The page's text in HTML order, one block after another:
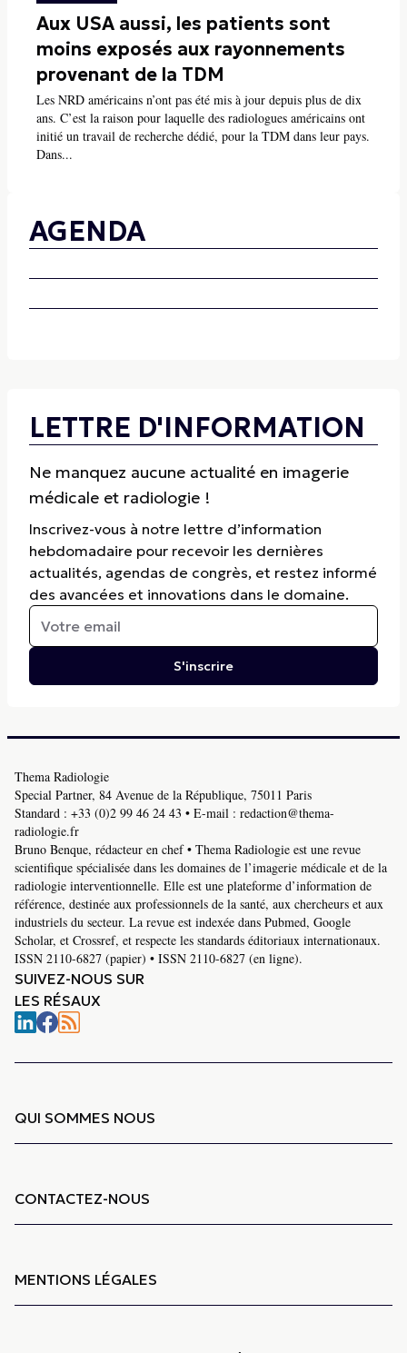
Aux USA aussi, les patients sont
moins exposés aux rayonnements
provenant de la TDM
Les NRD américains n’ont pas été mis à jour depuis plus de dix
ans. C’est la raison pour laquelle des radiologues américains ont
initié un travail de recherche dédié, pour la TDM dans leur pays.
Dans...
AGENDA
LETTRE D'INFORMATION
Ne manquez aucune actualité en imagerie
médicale et radiologie !
Inscrivez-vous à notre lettre d’information
hebdomadaire pour recevoir les dernières
actualités, agendas de congrès, et restez informé
des avancées et innovations dans le domaine.
S'inscrire
Thema Radiologie
Special Partner, 84 Avenue de la République, 75011 Paris
Standard : +33 (0)2 99 46 24 43 • E-mail : redaction@thema-
radiologie.fr
Bruno Benque, rédacteur en chef • Thema Radiologie est une revue
scientifique spécialisée dans les domaines de l’imagerie médicale et de la
radiologie interventionnelle. Elle est une plateforme d’information de
référence, destinée aux professionnels de la santé, aux chercheurs et aux
industriels du secteur. La revue est indexée dans Pubmed, Google
Scholar, et Crossref, et respecte les standards éditoriaux internationaux.
ISSN 2110-6827 (papier) • ISSN 2110-6827 (en ligne).
SUIVEZ-NOUS SUR
LES RÉSAUX
QUI SOMMES NOUS
CONTACTEZ-NOUS
MENTIONS LÉGALES